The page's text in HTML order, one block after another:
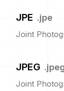
JPE .jpe
Joint
JPEG .
Joint